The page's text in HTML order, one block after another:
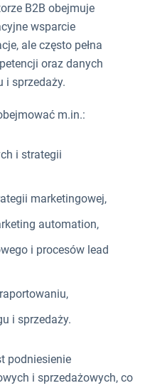
B2B obejmuje
wsparcie
ale często pełna
oraz danych
i sprzedaży.
m.in.:
i strategii
marketingowej,
automation,
i procesów lead
i sprzedaży.
podniesienie
i sprzedażowych, co